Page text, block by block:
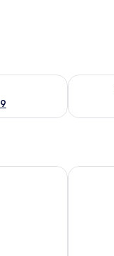
demain août 8 -
Vérifier